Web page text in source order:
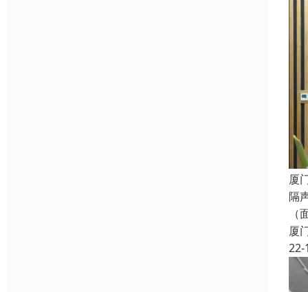
厦
隔
厦
22-